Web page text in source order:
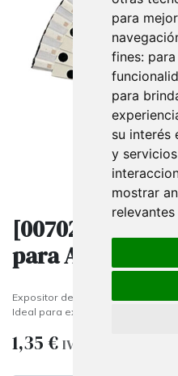
para
fines:
para
su interés
y
mostrar
[007029]
para Abanicos
Expositor de abanicos fabricado
Ideal para exposición en
1,35€ IVA excluido